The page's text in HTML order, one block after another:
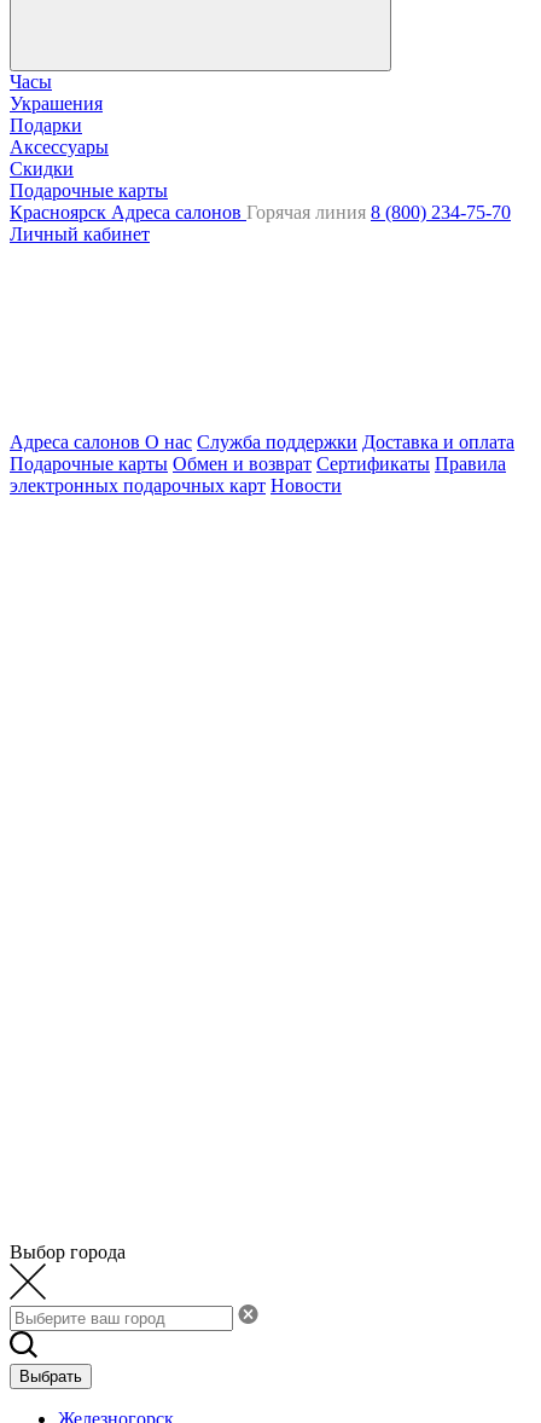
Часы
Украшения
Подарки
Аксессуары
Скидки
Подарочные карты
Красноярск Адреса салонов Горячая линия 8 (800) 234-75-70
Личный кабинет
Адреса салонов О нас Служба поддержки Доставка и оплата
Подарочные карты Обмен и возврат Сертификаты Правила
электронных подарочных карт Новости
Выбор города
Выбрать
Железногорск